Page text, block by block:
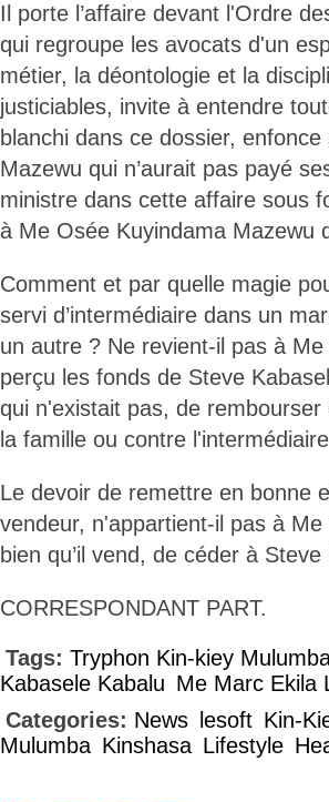
Il porte l’affaire devant l'Ordre
qui regroupe les avocats d'un
métier, la déontologie et la
justiciables, invite à entendre
blanchi dans ce dossier,
Mazewu qui n’aurait pas payé
ministre dans cette affaire sous
à Me Osée Kuyindama Mazewu
Comment et par quelle magie
servi d’intermédiaire dans un
un autre ? Ne revient-il pas à
perçu les fonds de Steve
qui n'existait pas, de
la famille ou contre
Le devoir de remettre en bonne
vendeur, n'appartient-il pas à
bien qu’il vend, de céder à
CORRESPONDANT PART.
Tags: Tryphon Kin-kiey
Kabasele Kabalu Me Marc Ekila
Categories: News lesoft Kin-
Mulumba Kinshasa Lifestyle